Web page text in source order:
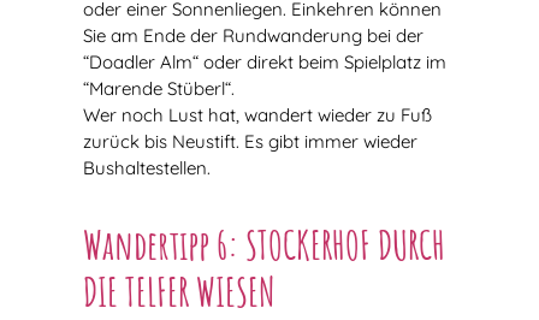
oder einer Sonnenliegen. Einkehren können
Sie am Ende der Rundwanderung bei der
“Doadler Alm“ oder direkt beim Spielplatz im
“Marende Stüberl“.
Wer noch Lust hat, wandert wieder zu Fuß
zurück bis Neustift. Es gibt immer wieder
Bushaltestellen.
Wandertipp 6: STOCKERHOF DURCH
DIE TELFER WIESEN